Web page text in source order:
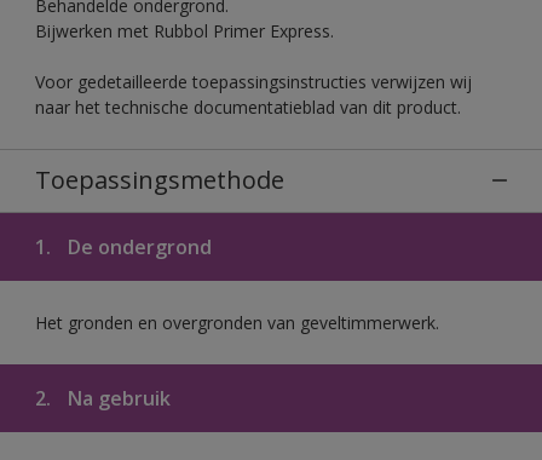
Behandelde ondergrond.
Bijwerken met Rubbol Primer Express.
Voor gedetailleerde toepassingsinstructies verwijzen wij
naar het technische documentatieblad van dit product.
Toepassingsmethode
1. De ondergrond
Het gronden en overgronden van geveltimmerwerk.
2. Na gebruik